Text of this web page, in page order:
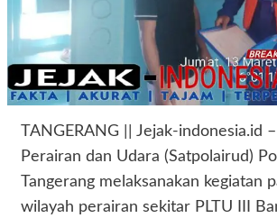
TANGERANG || Jejak-indonesia.id
Perairan dan Udara (Satpolairud)
Tangerang melaksanakan kegiatan
wilayah perairan sekitar PLTU III